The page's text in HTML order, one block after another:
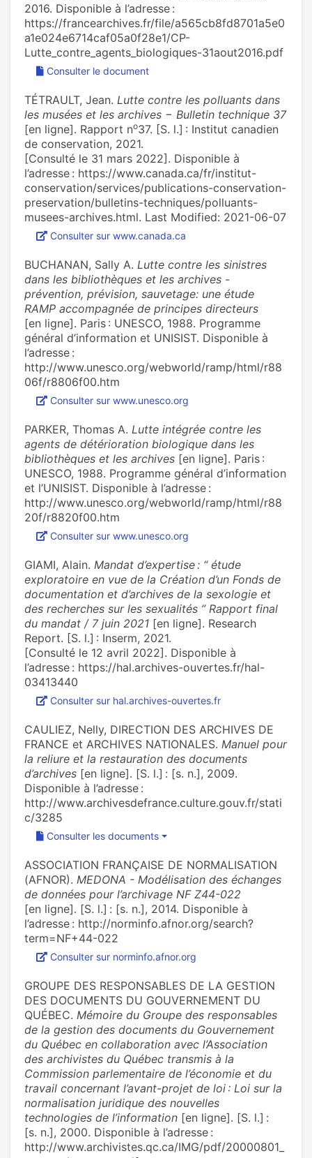
2016. Disponible à l’adresse :
https://francearchives.fr/file/a565cb8fd8701a5e0
a1e024e6714caf05a0f28e1/CP-
Lutte_contre_agents_biologiques-31aout2016.pdf
Consulter le document
TÉTRAULT, Jean. Lutte contre les polluants dans
les musées et les archives − Bulletin technique 37
[en ligne]. Rapport no37. [S. l.] : Institut canadien
de conservation, 2021.
[Consulté le 31 mars 2022]. Disponible à
l’adresse : https://www.canada.ca/fr/institut-
conservation/services/publications-conservation-
preservation/bulletins-techniques/polluants-
musees-archives.html. Last Modified: 2021-06-07
Consulter sur www.canada.ca
BUCHANAN, Sally A. Lutte contre les sinistres
dans les bibliothèques et les archives -
prévention, prévision, sauvetage: une étude
RAMP accompagnée de principes directeurs
[en ligne]. Paris : UNESCO, 1988. Programme
général d’information et UNISIST. Disponible à
l’adresse :
http://www.unesco.org/webworld/ramp/html/r88
06f/r8806f00.htm
Consulter sur www.unesco.org
PARKER, Thomas A. Lutte intégrée contre les
agents de détérioration biologique dans les
bibliothèques et les archives [en ligne]. Paris :
UNESCO, 1988. Programme général d’information
et l’UNISIST. Disponible à l’adresse :
http://www.unesco.org/webworld/ramp/html/r88
20f/r8820f00.htm
Consulter sur www.unesco.org
GIAMI, Alain. Mandat d’expertise : “ étude
exploratoire en vue de la Création d’un Fonds de
documentation et d’archives de la sexologie et
des recherches sur les sexualités ” Rapport final
du mandat / 7 juin 2021 [en ligne]. Research
Report. [S. l.] : Inserm, 2021.
[Consulté le 12 avril 2022]. Disponible à
l’adresse : https://hal.archives-ouvertes.fr/hal-
03413440
Consulter sur hal.archives-ouvertes.fr
CAULIEZ, Nelly, DIRECTION DES ARCHIVES DE
FRANCE et ARCHIVES NATIONALES. Manuel pour
la reliure et la restauration des documents
d’archives [en ligne]. [S. l.] : [s. n.], 2009.
Disponible à l’adresse :
http://www.archivesdefrance.culture.gouv.fr/stati
c/3285
Consulter les documents
ASSOCIATION FRANÇAISE DE NORMALISATION
(AFNOR). MEDONA - Modélisation des échanges
de données pour l’archivage NF Z44-022
[en ligne]. [S. l.] : [s. n.], 2014. Disponible à
l’adresse : http://norminfo.afnor.org/search?
term=NF+44-022
Consulter sur norminfo.afnor.org
GROUPE DES RESPONSABLES DE LA GESTION
DES DOCUMENTS DU GOUVERNEMENT DU
QUÉBEC. Mémoire du Groupe des responsables
de la gestion des documents du Gouvernement
du Québec en collaboration avec l’Association
des archivistes du Québec transmis à la
Commission parlementaire de l’économie et du
travail concernant l’avant-projet de loi : Loi sur la
normalisation juridique des nouvelles
technologies de l’information [en ligne]. [S. l.] :
[s. n.], 2000. Disponible à l’adresse :
http://www.archivistes.qc.ca/IMG/pdf/20000801_